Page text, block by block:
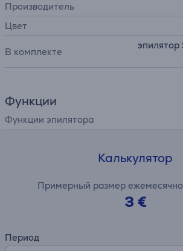
Производитель
Цвет
В комплекте
эпилятор
Функции
Функции эпилятора
Калькулятор
Примерный размер
3 €
Период